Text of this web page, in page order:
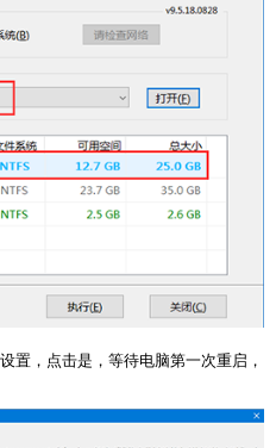
置，点击是，等待电脑第一次重启，